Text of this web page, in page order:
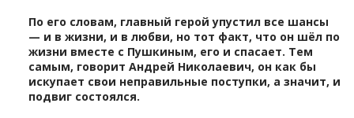
По его словам, главный герой упустил все шансы
— и в жизни, и в любви, но тот факт, что он шёл по
жизни вместе с Пушкиным, его и спасает. Тем
самым, говорит Андрей Николаевич, он как бы
искупает свои неправильные поступки, а значит, и
подвиг состоялся.